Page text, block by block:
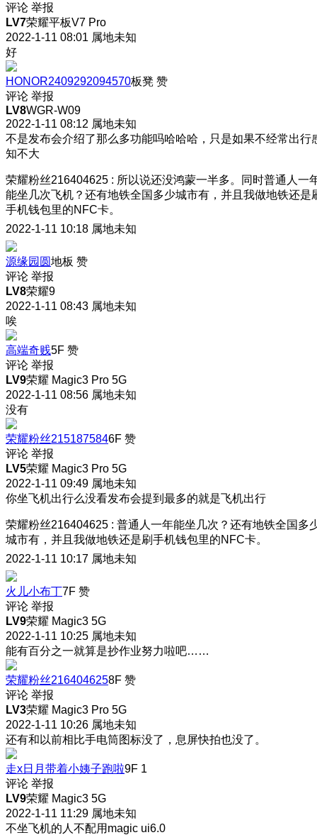
评论 举报
LV7荣耀平板V7 Pro
2022-1-11 08:01 属地未知
好
HONOR2409292094570板凳 赞
评论 举报
LV8WGR-W09
2022-1-11 08:12 属地未知
不是发布会介绍了那么多功能吗哈哈哈，只是如果不经常出行
知不大
荣耀粉丝216404625 : 所以说还没鸿蒙一半多。同时普通人一
能坐几次飞机？还有地铁全国多少城市有，并且我做地铁还是
手机钱包里的NFC卡。
2022-1-11 10:18 属地未知
源缘园圆地板 赞
评论 举报
LV8荣耀9
2022-1-11 08:43 属地未知
唉
高端奇贱5F 赞
评论 举报
LV9荣耀 Magic3 Pro 5G
2022-1-11 08:56 属地未知
没有
荣耀粉丝2151875846F 赞
评论 举报
LV5荣耀 Magic3 Pro 5G
2022-1-11 09:49 属地未知
你坐飞机出行么没看发布会提到最多的就是飞机出行
荣耀粉丝216404625 : 普通人一年能坐几次？还有地铁全国多
城市有，并且我做地铁还是刷手机钱包里的NFC卡。
2022-1-11 10:17 属地未知
火儿小布丁7F 赞
评论 举报
LV9荣耀 Magic3 5G
2022-1-11 10:25 属地未知
能有百分之一就算是抄作业努力啦吧……
荣耀粉丝2164046258F 赞
评论 举报
LV3荣耀 Magic3 Pro 5G
2022-1-11 10:26 属地未知
还有和以前相比手电筒图标没了，息屏快拍也没了。
走x日月带着小姨子跑啦9F 1
评论 举报
LV9荣耀 Magic3 5G
2022-1-11 11:29 属地未知
不坐飞机的人不配用magic ui6.0